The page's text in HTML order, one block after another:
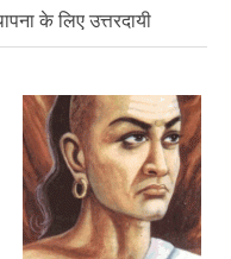
के लिए उत्तरदायी